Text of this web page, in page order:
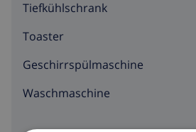
Tiefkühlschrank
Toaster
Geschirrspülmaschine
Waschmaschine